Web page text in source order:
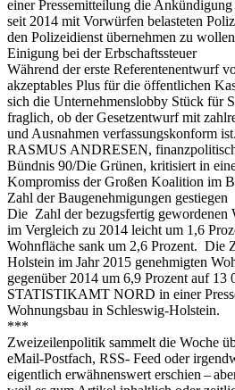
einer Pressemitteilung die
seit 2014 mit Vorwürfen belasteten
den Polizeidienst übernehmen zu
Einigung bei der Erbschaftssteuer
Während der erste Referentenentwurf
akzeptables Plus für die öffentlichen
sich die Unternehmenslobby Stück für
fraglich, ob der Gesetzentwurf mit
und Ausnahmen verfassungskonform ist.
RASMUS ANDRESEN,
Bündnis 90/Die Grünen, kritisiert in
Kompromiss der Großen Koalition im
Zahl der Baugenehmigungen gestiegen
Die Zahl der bezugsfertig gewordenen
im Vergleich zu 2014 leicht um 1,6
Wohnfläche sank um 2,6 Prozent. Die
Holstein im Jahr 2015 genehmigten
gegenüber 2014 um 6,9 Prozent auf 13
STATISTIKAMT NORD in einer
Wohnungsbau in Schleswig-Holstein.
***
Zweizeilenpolitik sam­melt die Woche
eMail-Postfach, RSS- Feed oder
eigent­lich erwäh­nens­wert erschien –